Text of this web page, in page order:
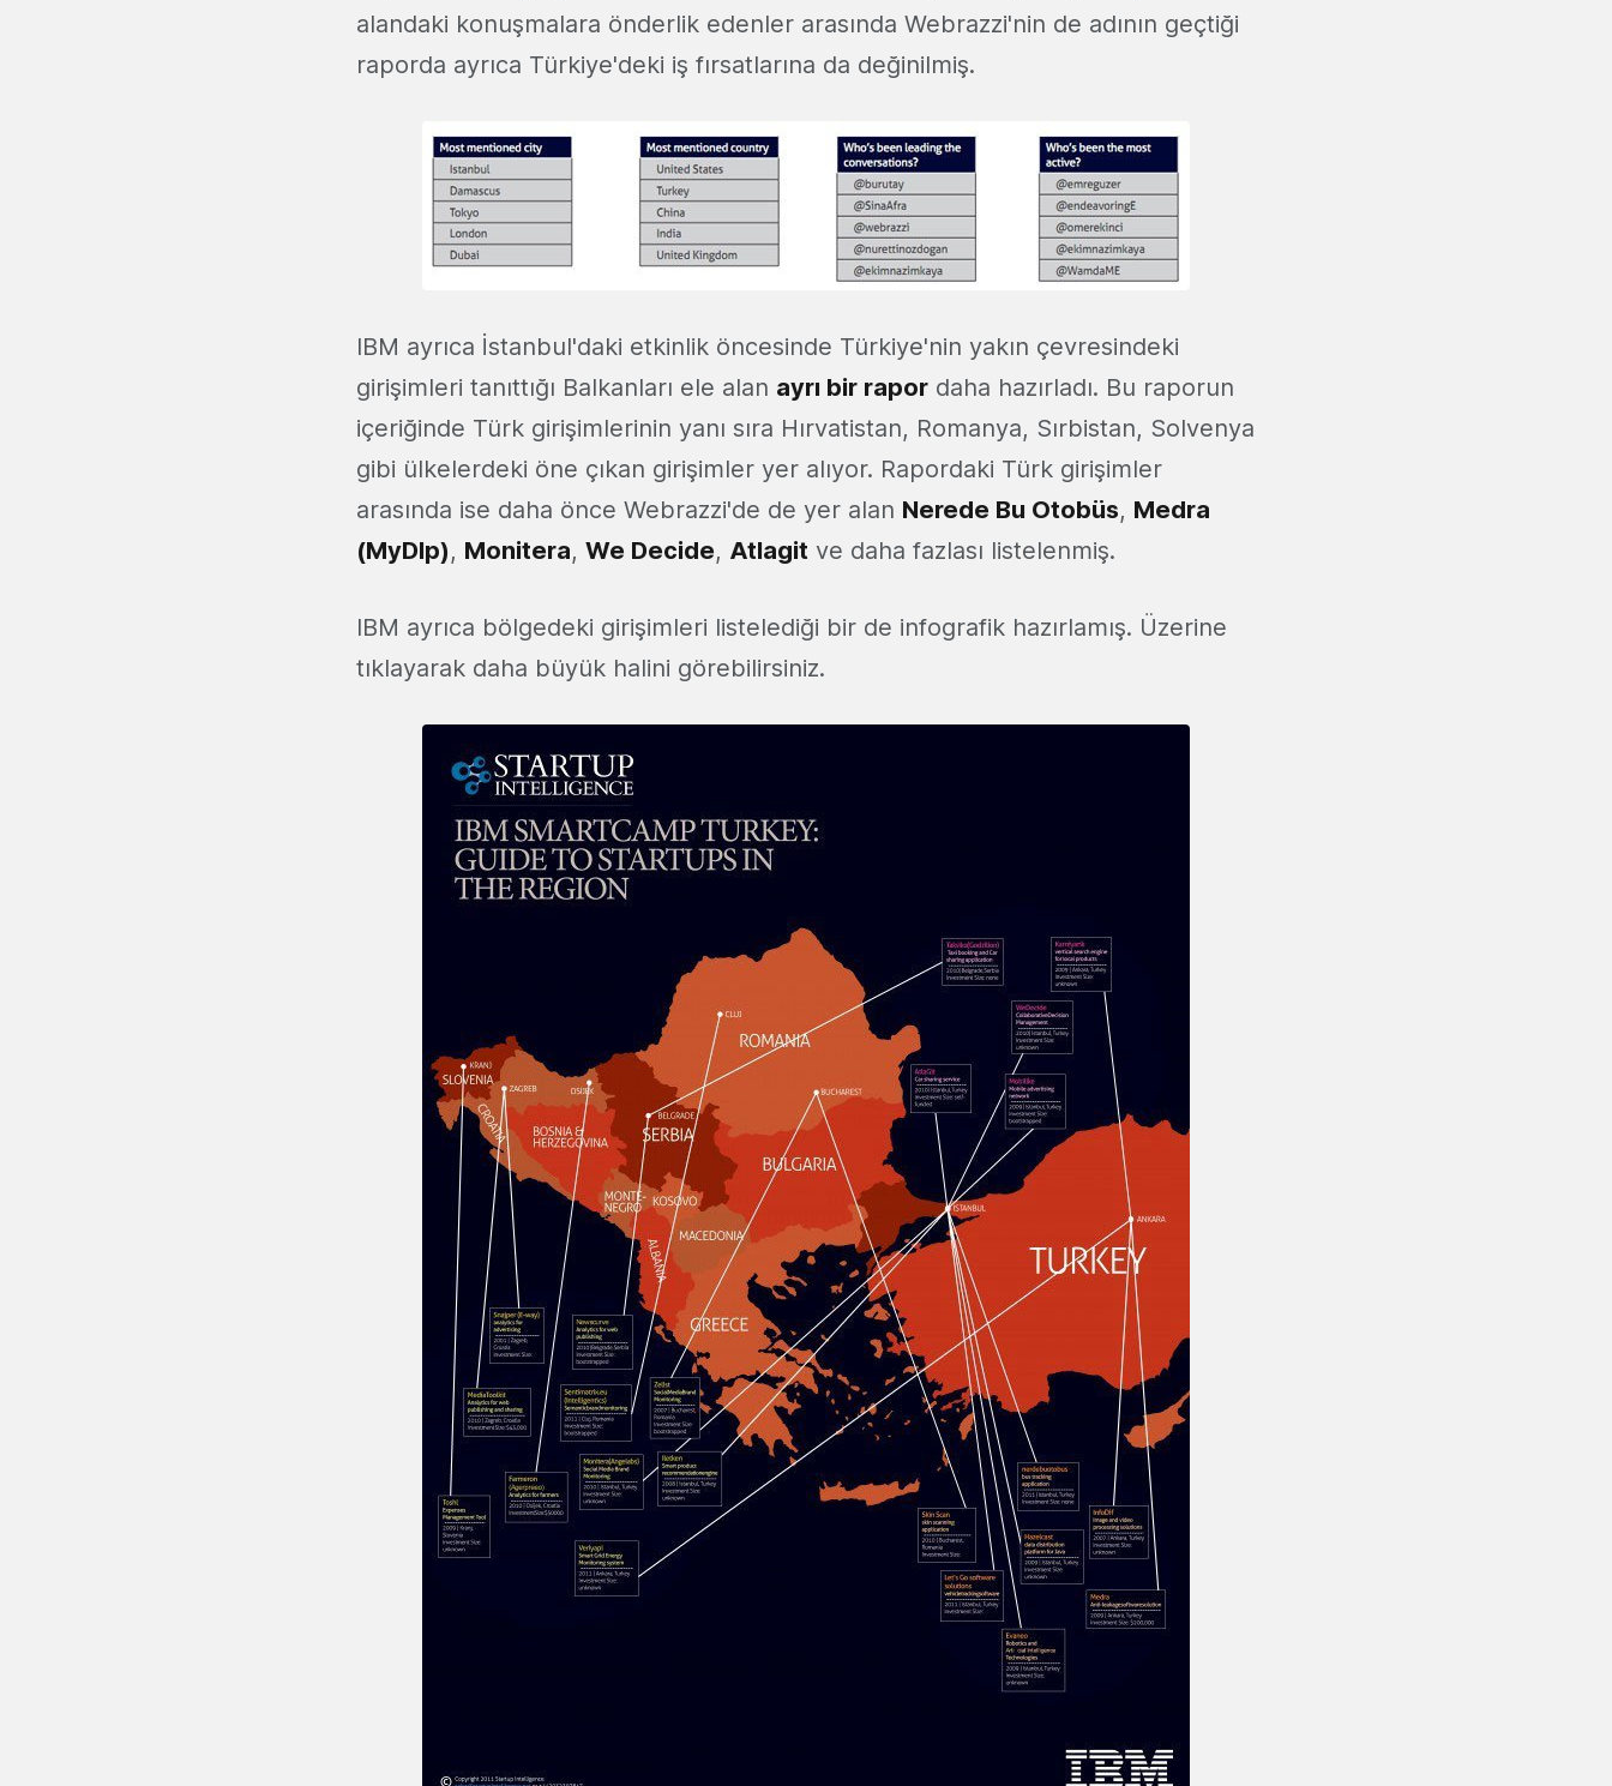
alandaki konuşmalara önderlik edenler arasında Webrazzi'nin de adının geçtiği
raporda ayrıca Türkiye'deki iş fırsatlarına da değinilmiş.
IBM ayrıca İstanbul'daki etkinlik öncesinde Türkiye'nin yakın çevresindeki
girişimleri tanıttığı Balkanları ele alan ayrı bir rapor daha hazırladı. Bu raporun
içeriğinde Türk girişimlerinin yanı sıra Hırvatistan, Romanya, Sırbistan, Solvenya
gibi ülkelerdeki öne çıkan girişimler yer alıyor. Rapordaki Türk girişimler
arasında ise daha önce Webrazzi'de de yer alan Nerede Bu Otobüs, Medra
(MyDlp), Monitera, We Decide, Atlagit ve daha fazlası listelenmiş.
IBM ayrıca bölgedeki girişimleri listelediği bir de infografik hazırlamış. Üzerine
tıklayarak daha büyük halini görebilirsiniz.